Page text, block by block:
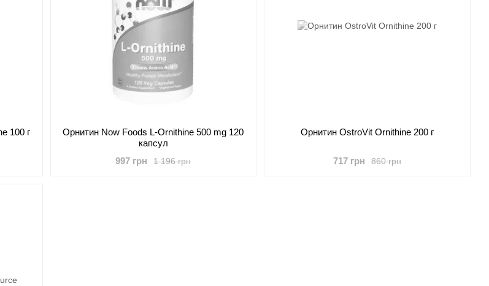
100 г
Орнитин Now Foods L-Ornithine 500 mg 120
капсул
1 196 грн
997 грн
Орнитин OstroVit Ornithine 200 г
860 грн
717 грн